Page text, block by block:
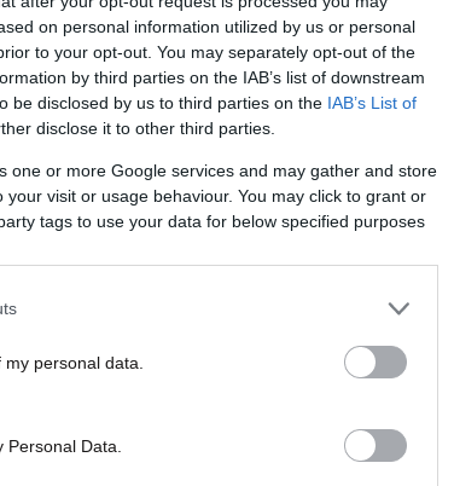
on personal information utilized by us or personal
to your opt-out. You may separately opt-out of the
by third parties on the IAB’s list of downstream
be disclosed by us to third parties on the IAB’s List of
disclose it to other third parties.
one or more Google services and may gather and store
visit or usage behaviour. You may click to grant or
tags to use your data for below specified purposes
personal data.
Data.